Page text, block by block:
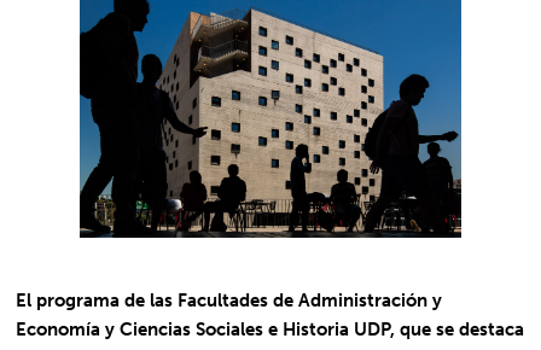
El programa de las Facultades de Administración y
Economía y Ciencias Sociales e Historia UDP, que se destaca